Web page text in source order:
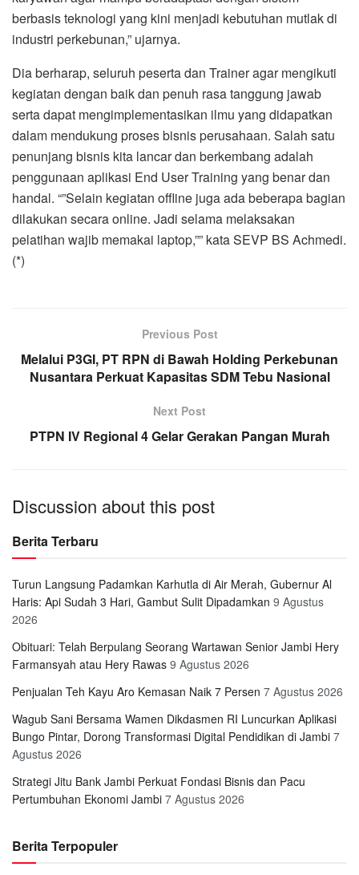
berbasis teknologi yang kini menjadi kebutuhan mutlak di
industri perkebunan,” ujarnya.
Dia berharap, seluruh peserta dan Trainer agar mengikuti
kegiatan dengan baik dan penuh rasa tanggung jawab
serta dapat mengimplementasikan ilmu yang didapatkan
dalam mendukung proses bisnis perusahaan. Salah satu
penunjang bisnis kita lancar dan berkembang adalah
penggunaan aplikasi End User Training yang benar dan
handal. “”Selain kegiatan offline juga ada beberapa bagian
dilakukan secara online. Jadi selama melaksakan
pelatihan wajib memakai laptop,”” kata SEVP BS Achmedi.
(*)
Previous Post
Melalui P3GI, PT RPN di Bawah Holding Perkebunan
Nusantara Perkuat Kapasitas SDM Tebu Nasional
Next Post
PTPN IV Regional 4 Gelar Gerakan Pangan Murah
Discussion about this post
Berita Terbaru
Turun Langsung Padamkan Karhutla di Air Merah, Gubernur Al
Haris: Api Sudah 3 Hari, Gambut Sulit Dipadamkan 9 Agustus
2026
Obituari: Telah Berpulang Seorang Wartawan Senior Jambi Hery
Farmansyah atau Hery Rawas 9 Agustus 2026
Penjualan Teh Kayu Aro Kemasan Naik 7 Persen 7 Agustus 2026
Wagub Sani Bersama Wamen Dikdasmen RI Luncurkan Aplikasi
Bungo Pintar, Dorong Transformasi Digital Pendidikan di Jambi 7
Agustus 2026
Strategi Jitu Bank Jambi Perkuat Fondasi Bisnis dan Pacu
Pertumbuhan Ekonomi Jambi 7 Agustus 2026
Berita Terpopuler